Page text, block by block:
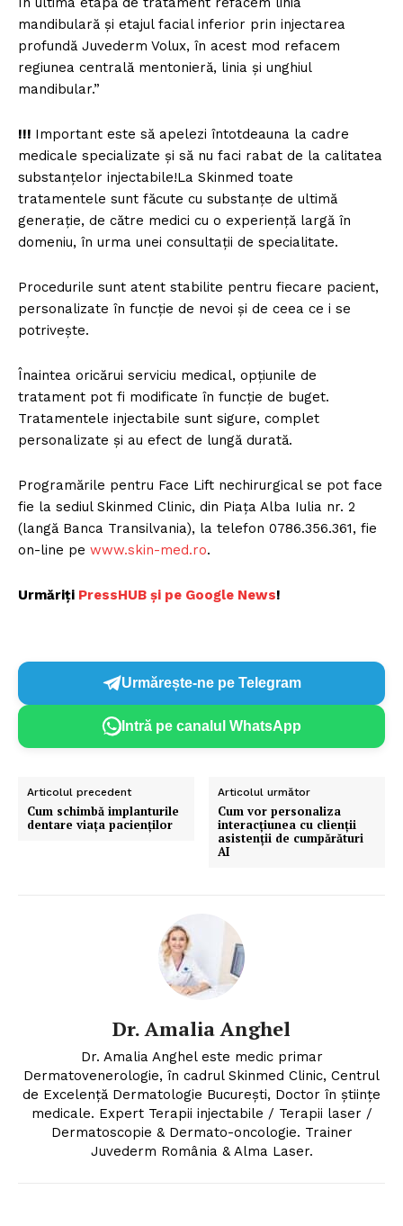
Un proiect
FREEDOM HOUSE ROMÂNIA
PRESShub
Despre noi / Echipa
Proiecte editoriale
Rețea
Contact
mandibulară şi etajul facial inferior prin injectarea
profundă Juvederm Volux, în acest mod refacem
regiunea centrală mentonieră, linia şi unghiul
mandibular.”
!!! Important este să apelezi întotdeauna la cadre
medicale specializate şi să nu faci rabat de la calitatea
substanțelor injectabile!La Skinmed toate
tratamentele sunt făcute cu substanțe de ultimă
generație, de către medici cu o experiență largă în
domeniu, în urma unei consultaţii de specialitate.
Procedurile sunt atent stabilite pentru fiecare pacient,
personalizate în funcţie de nevoi şi de ceea ce i se
potriveşte.
Înaintea oricărui serviciu medical, opţiunile de
tratament pot fi modificate în funcţie de buget.
Tratamentele injectabile sunt sigure, complet
personalizate şi au efect de lungă durată.
Programările pentru Face Lift nechirurgical se pot face
fie la sediul Skinmed Clinic, din Piața Alba Iulia nr. 2
(langă Banca Transilvania), la telefon 0786.356.361, fie
on-line pe www.skin-med.ro.
Urmăriți PressHUB și pe Google News!
Urmărește-ne pe Telegram
Intră pe canalul WhatsApp
Articolul precedent
Cum schimbă implanturile
dentare viața pacienților
Articolul următor
Cum vor personaliza
interacțiunea cu clienții
asistenții de cumpărături
AI
Dr. Amalia Anghel
Dr. Amalia Anghel este medic primar
Dermatovenerologie, în cadrul Skinmed Clinic, Centrul
de Excelență Dermatologie București, Doctor în științe
medicale. Expert Terapii injectabile / Terapii laser /
Dermatoscopie & Dermato-oncologie. Trainer
Juvederm România & Alma Laser.